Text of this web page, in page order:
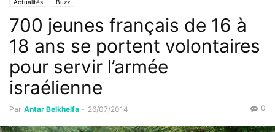
Actualités Buzz
700 jeunes français de 16 à
18 ans se portent volontaires
pour servir l’armée
israélienne
Par Antar Belkhelfa - 26/07/2014 0